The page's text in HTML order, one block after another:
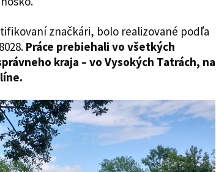
značkári, bolo realizované podľa
Práce prebiehali vo všetkých
kraja – vo Vysokých Tatrách, na